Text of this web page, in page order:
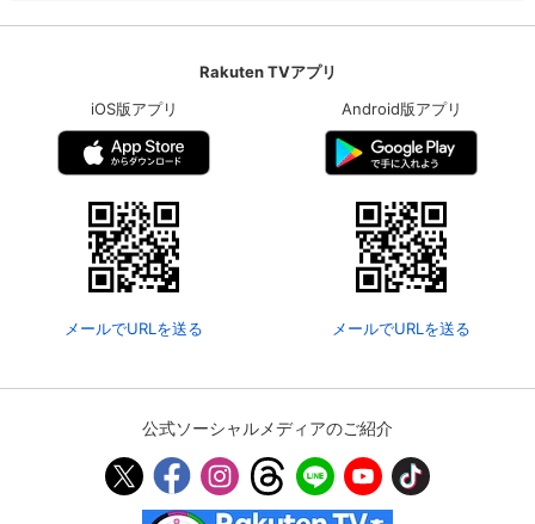
Rakuten TVアプリ
iOS版アプリ
メールでURLを送る
Android版アプリ
メールでURLを送る
公式ソーシャルメディアのご紹介